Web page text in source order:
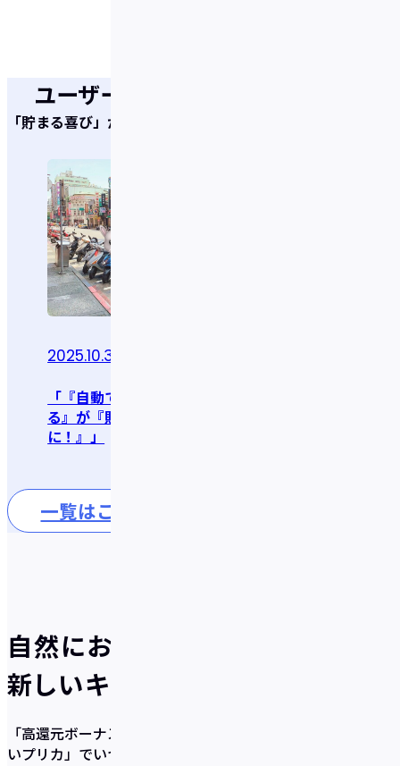
ユーザーの声
「貯まる喜び」がいっぱい！
2025.10.31
「『自動でコツコツ貯め
る』が『貯まる喜び
に！』」
一覧はこちら
自然にお得が貯まる、
新しいキャッシュレスのかたち
「高還元ボーナス×充実の貯蓄サポート機能×使いやす
いプリカ」 でいつの間にか貯まるを実現